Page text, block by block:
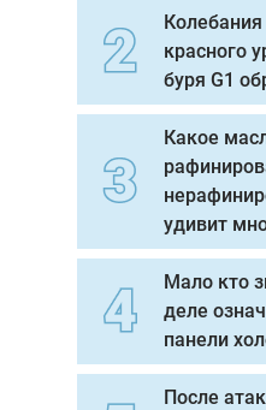
Колебания
красного
буря G1
Какое
удивит
Мало кто
деле
панели
После